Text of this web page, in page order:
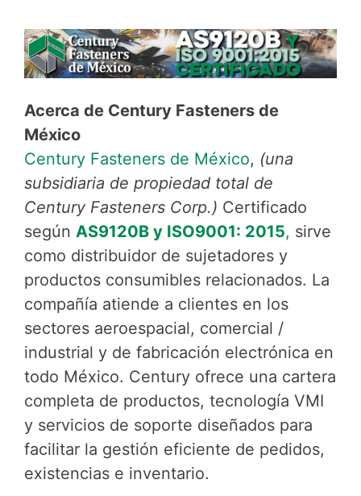
Acerca de Century Fasteners de
México
Century Fasteners de México, (una
subsidiaria de propiedad total de
Century Fasteners Corp.) Certificado
según AS9120B y ISO9001: 2015, sirve
como distribuidor de sujetadores y
productos consumibles relacionados. La
compañía atiende a clientes en los
sectores aeroespacial, comercial /
industrial y de fabricación electrónica en
todo México. Century ofrece una cartera
completa de productos, tecnología VMI
y servicios de soporte diseñados para
facilitar la gestión eficiente de pedidos,
existencias e inventario.